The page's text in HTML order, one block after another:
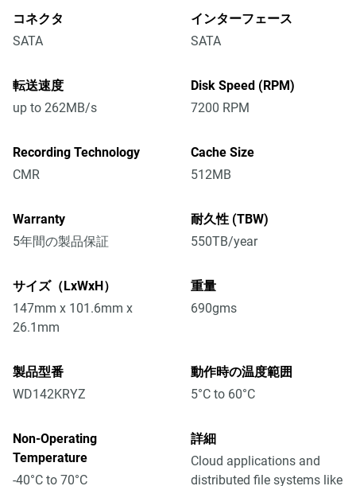
コネクタ
SATA
インターフェース
SATA
転送速度
up to 262MB/s
Disk Speed (RPM)
7200 RPM
Recording Technology
CMR
Cache Size
512MB
Warranty
5年間の製品保証
耐久性 (TBW)
550TB/year
サイズ（LxWxH）
147mm x 101.6mm x
26.1mm
重量
690gms
製品型番
WD142KRYZ
動作時の温度範囲
5°C to 60°C
Non-Operating
Temperature
-40°C to 70°C
詳細
Cloud applications and
distributed file systems like